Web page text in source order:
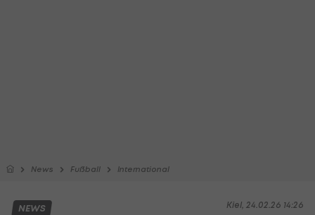
News Fußball International
Kiel, 24.02.26 14:26
NEWS